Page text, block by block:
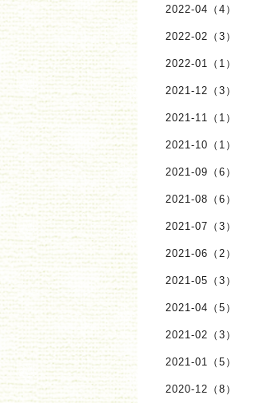
2022-04（4）
2022-02（3）
2022-01（1）
2021-12（3）
2021-11（1）
2021-10（1）
2021-09（6）
2021-08（6）
2021-07（3）
2021-06（2）
2021-05（3）
2021-04（5）
2021-02（3）
2021-01（5）
2020-12（8）